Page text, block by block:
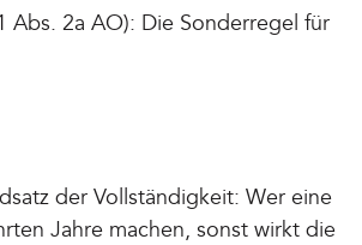
Abs. 2a AO): Die Sonderregel für
der Vollständigkeit: Wer eine
Jahre machen, sonst wirkt die